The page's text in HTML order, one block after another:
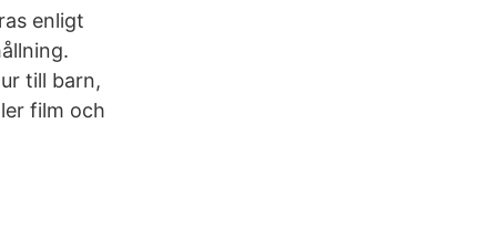
enligt
till barn,
film och